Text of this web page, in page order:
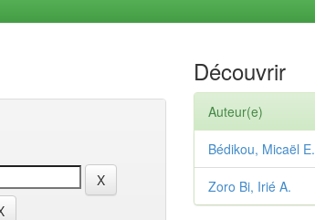
Découvrir
Auteur(e)
Bédikou, Micaël E.
Zoro Bi, Irié A.